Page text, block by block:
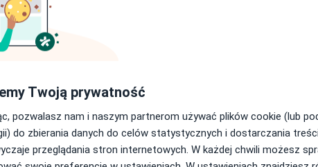
–
Dziś
Umawianie online nie jest dostępne
Twoją prywatność
pozwalasz nam i naszym partnerom używać plików cookie (lub
do zbierania danych do celów statystycznych i dostarczania
przeglądania stron internetowych. W każdej chwili możesz